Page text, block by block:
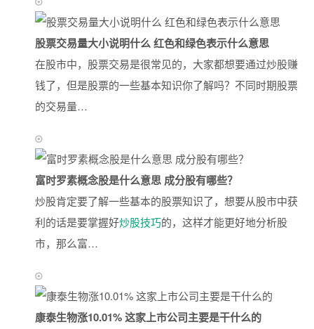
股票交易量大小说明什么 红色和绿色表示什么意思
在股市中，股票交易是很常见的，大家都想要通过炒股赚
钱了，但是股票的一些基本知识你了解吗？不同时期股票
的交易量…
富时罗素概念股是什么意思 成分股有哪些？
炒股肯定要了解一些基本的股票知识了，想要从股市中获
利的话是要掌握好炒股技巧的，这样才能更好地分析股
市，那么富…
康泰生物涨10.01% 这家上市公司主要是干什么的